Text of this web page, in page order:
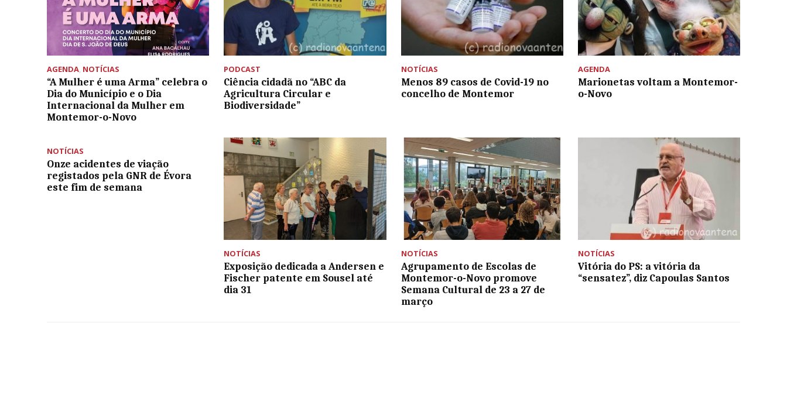
AGENDA, NOTÍCIAS
“A Mulher é uma Arma” celebra o
Dia do Município e o Dia
Internacional da Mulher em
Montemor-o-Novo
PODCAST
Ciência cidadã no “ABC da
Agricultura Circular e
Biodiversidade”
NOTÍCIAS
Menos 89 casos de Covid-19 no
concelho de Montemor
AGENDA
Marionetas voltam a Montemor-
o-Novo
NOTÍCIAS
Onze acidentes de viação
registados pela GNR de Évora
este fim de semana
NOTÍCIAS
Exposição dedicada a Andersen e
Fischer patente em Sousel até
dia 31
NOTÍCIAS
Agrupamento de Escolas de
Montemor-o-Novo promove
Semana Cultural de 23 a 27 de
março
NOTÍCIAS
Vitória do PS: a vitória da
“sensatez”, diz Capoulas Santos